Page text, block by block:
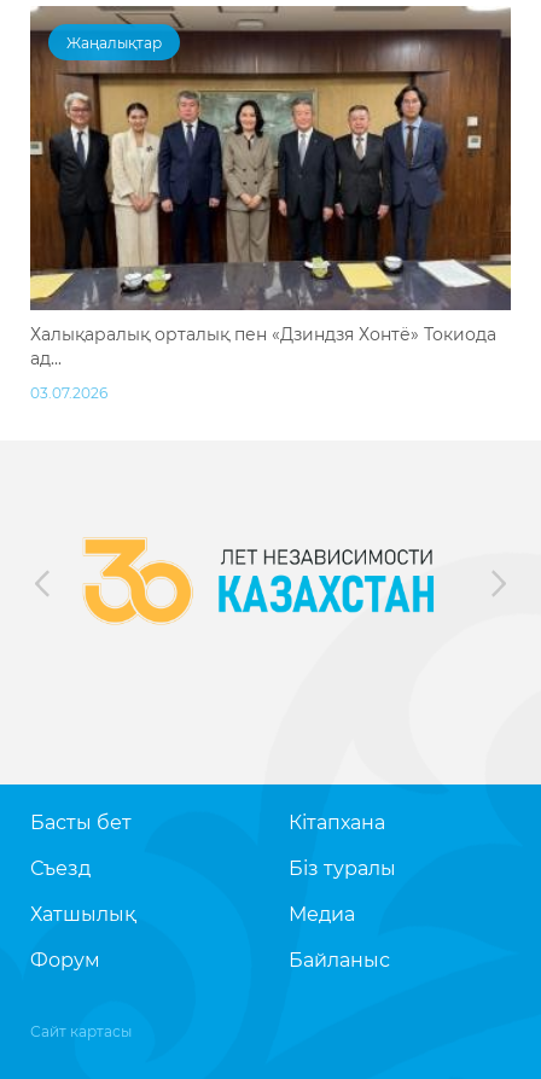
Жаңалықтар
Халықаралық орталық пен «Дзиндзя Хонтё» Токиода
ад...
03.07.2026
Басты бет
Съезд
Хатшылық
Форум
Кітапхана
Біз туралы
Медиа
Байланыс
Сайт картасы